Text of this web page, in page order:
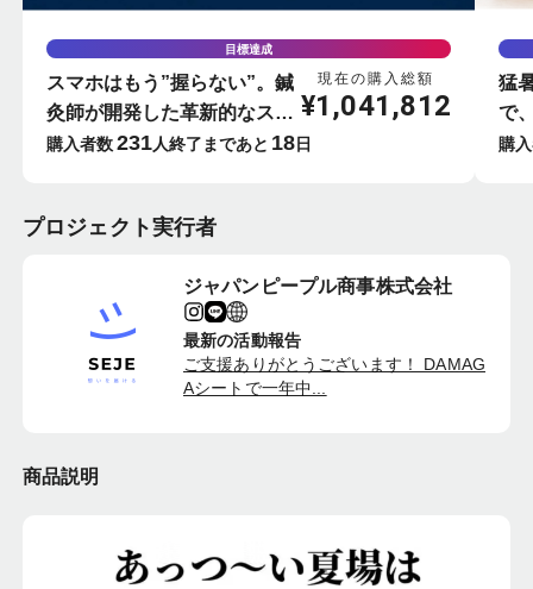
目標達成
スマホはもう”握らない”。鍼
灸師が開発した革新的なスマ
ホリング-SYANTO-
現在の購入総額
¥1,041,812
購入者数231人終了まであと 18日
猛
で
屋
購
プロジェクト実行者
ジャパンピープル商事株式会社
最新の活動報告
ご支援ありがとうございます！ DAMAG
Aシートで一年中...
商品説明